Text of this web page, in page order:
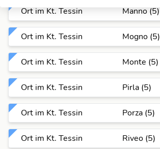
Ort im Kt. Tessin Manno (5)
Ort im Kt. Tessin Mogno (5)
Ort im Kt. Tessin Monte (5)
Ort im Kt. Tessin Pirla (5)
Ort im Kt. Tessin Porza (5)
Ort im Kt. Tessin Riveo (5)